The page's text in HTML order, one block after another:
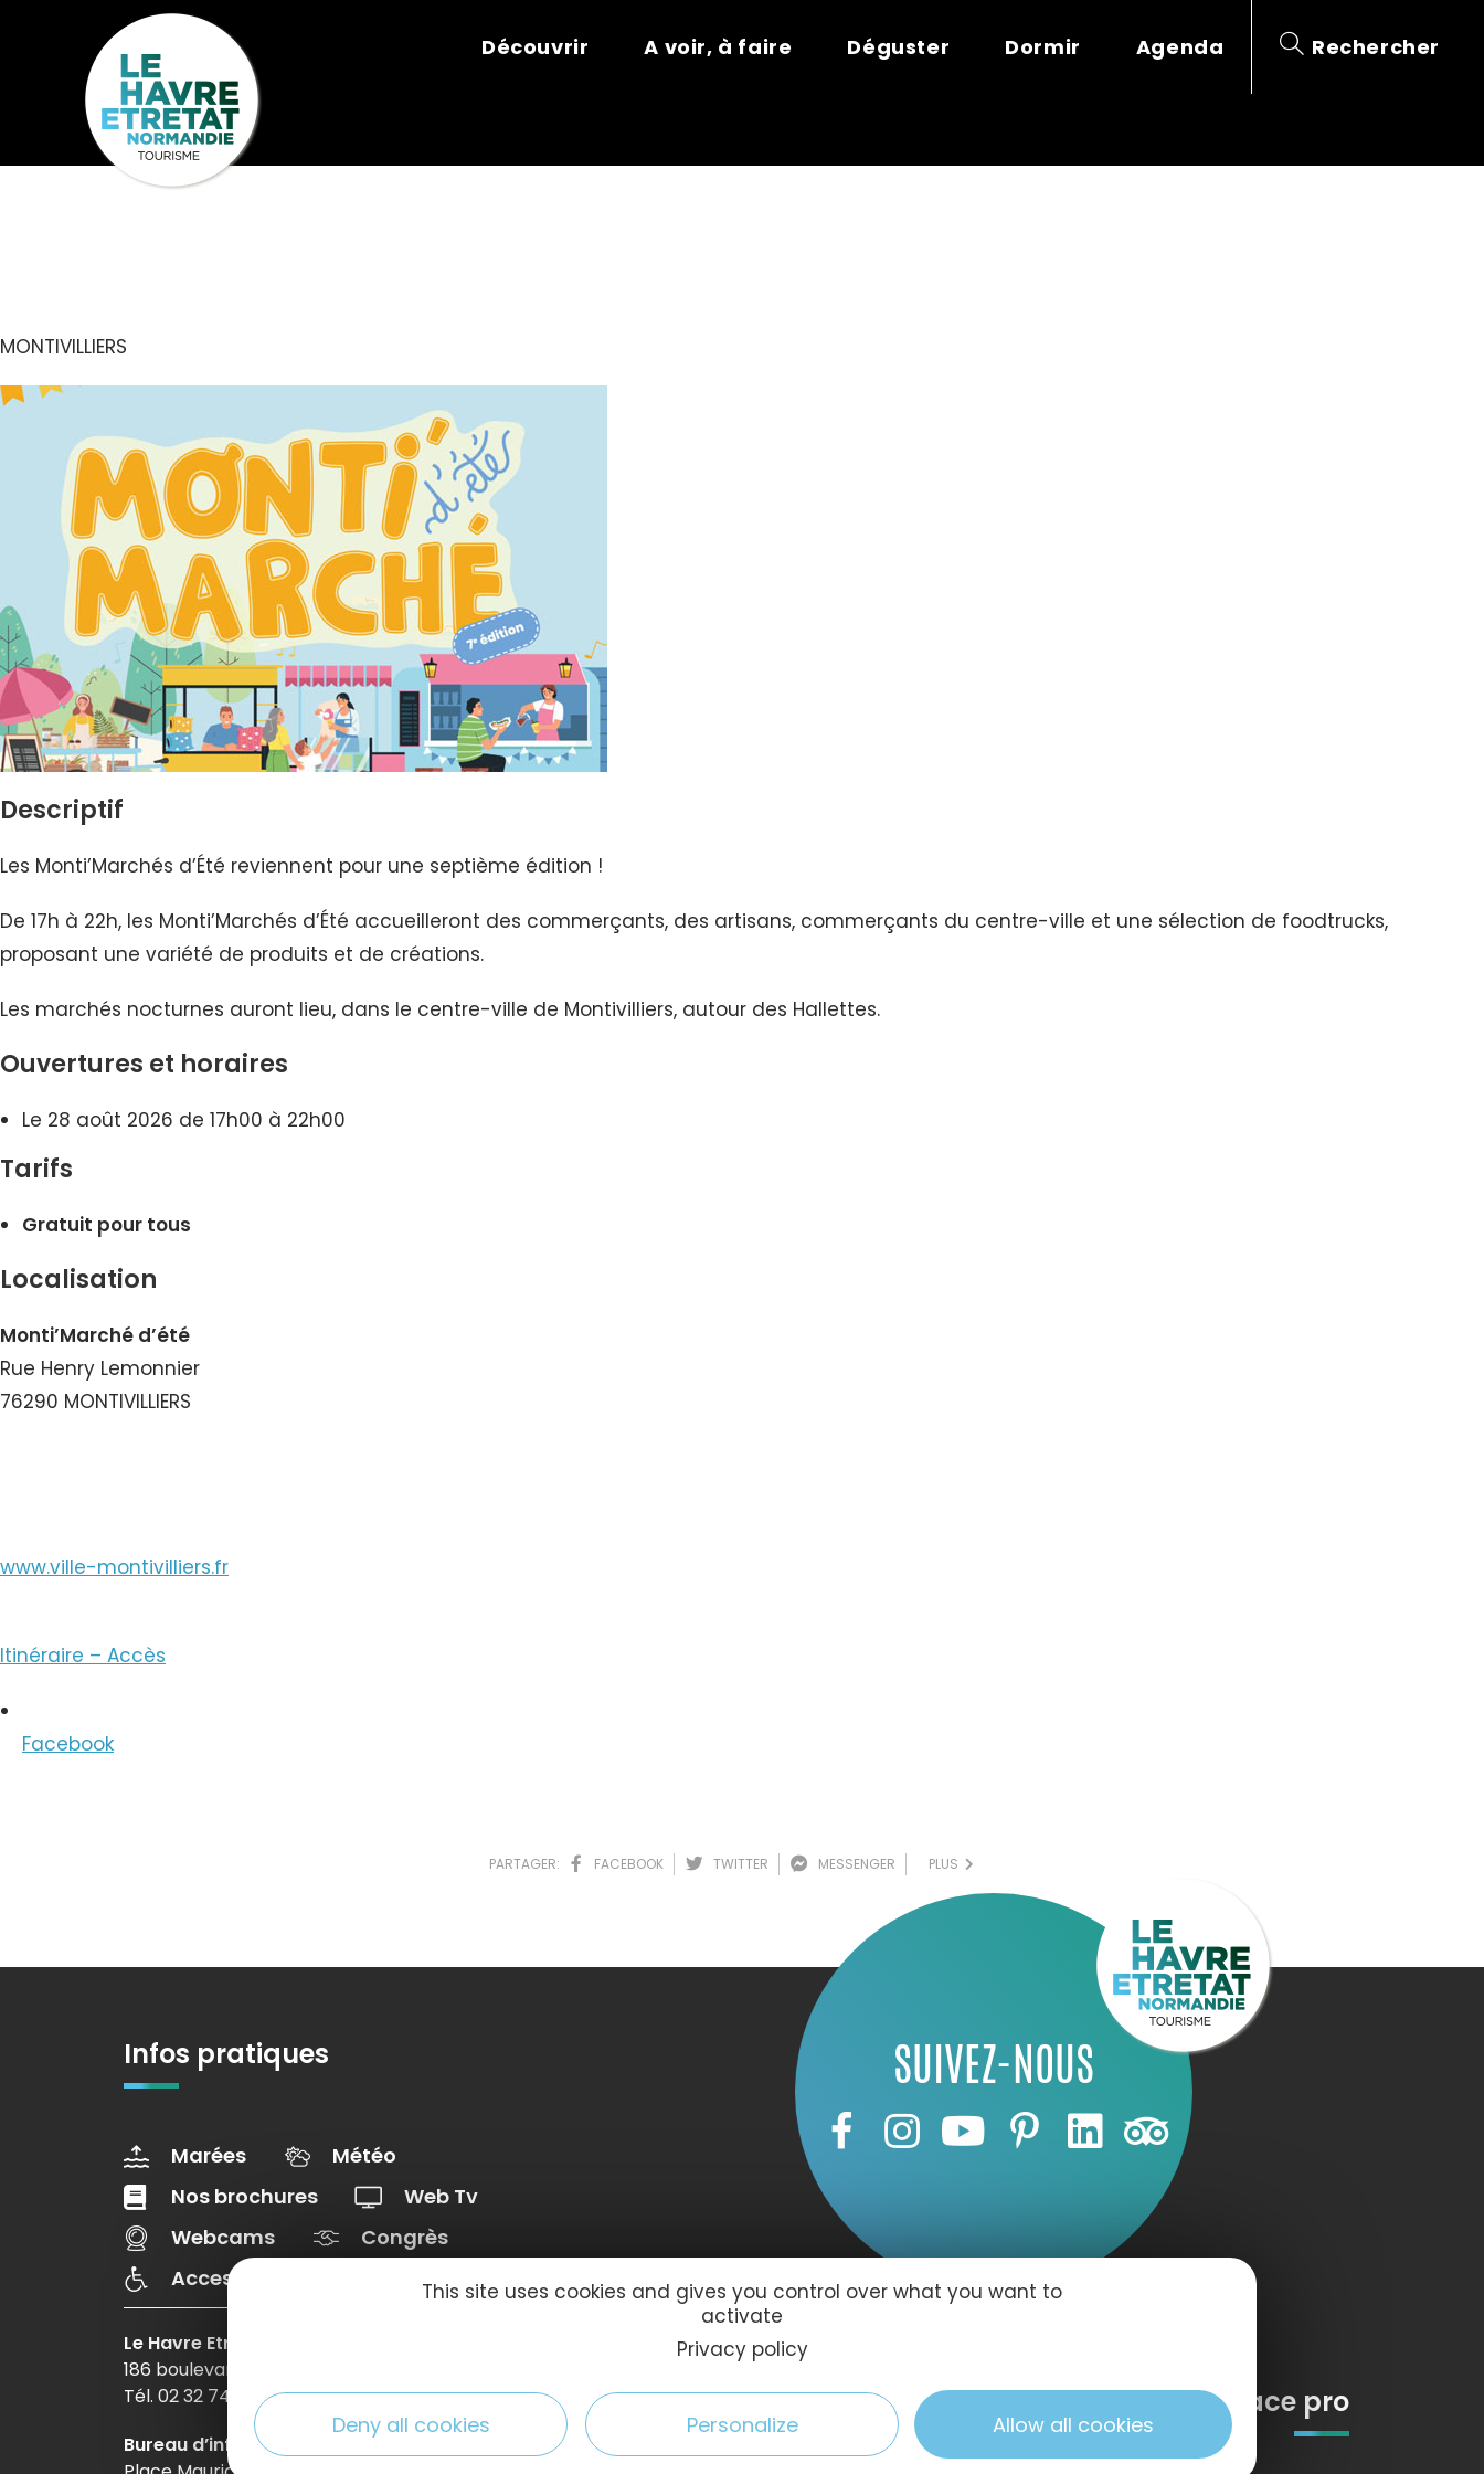
Découvrir A voir, à faire Déguster Dormir Agenda Rechercher
MONTI’MARCHÉ D’ÉTÉ
MONTIVILLIERS
Descriptif
Les Monti’Marchés d’Été reviennent pour une septième édition !
De 17h à 22h, les Monti’Marchés d’Été accueilleront des commerçants, des artisans, commerçants du centre-ville et une sélection de foodtrucks,
proposant une variété de produits et de créations.
Les marchés nocturnes auront lieu, dans le centre-ville de Montivilliers, autour des Hallettes.
Ouvertures et horaires
Le 28 août 2026 de 17h00 à 22h00
Tarifs
Gratuit pour tous
Localisation
Monti’Marché d’été
Rue Henry Lemonnier
76290 MONTIVILLIERS
www.ville-montivilliers.fr
Itinéraire – Accès
Facebook
PARTAGER: FACEBOOK TWITTER MESSENGER PLUS
SUIVEZ-NOUS
Infos pratiques
Marées
Météo
Nos brochures
Web Tv
Webcams
Congrès
Accessibilté
Le Havre Etretat Normandie Tourisme
186 boulevard Clemenceau – BP 649 – 76059 Le Havre
Tél. 02 32 74 04 04 –Contactez-nous
Bureau d’information d’Etretat
Espace pro
Cookies management panel
This site uses cookies and gives you control over what you want to
activate
Privacy policy
Allow all cookies
Personalize
Deny all cookies